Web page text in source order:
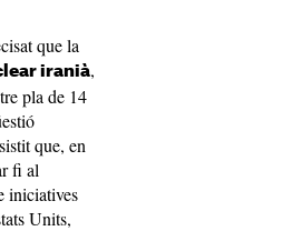
que la
iranià,
pla de 14
que, en
fi al
iniciatives
Units,